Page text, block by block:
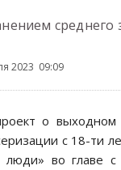
среднего
2023 09:09
о
с 18-ти
люди» во главе с